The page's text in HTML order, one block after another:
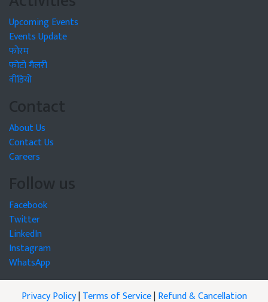
Upcoming Events
Events Update
फोरम
फोटो गैलरी
वीडियो
Contact
About Us
Contact Us
Careers
Follow us
Facebook
Twitter
LinkedIn
Instagram
WhatsApp
Privacy Policy|Terms of Service|Refund & Cancellation